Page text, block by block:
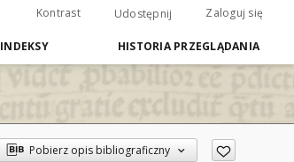
Kontrast Udostępnij Zaloguj się
INDEKSY HISTORIA PRZEGLĄDANIA
Pobierz opis bibliograficzny